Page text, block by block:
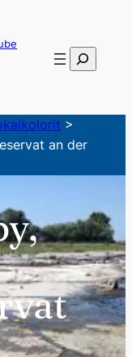
Suchen
>
an der